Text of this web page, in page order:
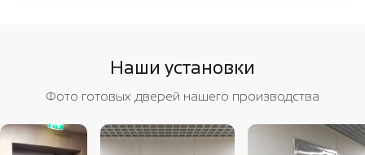
Наши установки
Фото готовых дверей нашего производства